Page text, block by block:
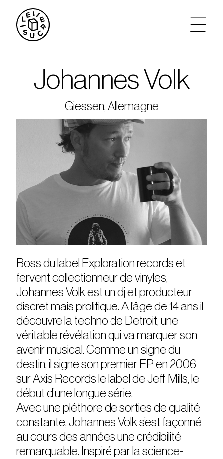
agenda
tickets
le sucre max
partenariats
privatisations
Johannes Volk
Giessen, Allemagne
Boss du label Exploration records et
fervent collectionneur de vinyles,
Johannes Volk est un dj et producteur
discret mais prolifique. A l’âge de 14 ans il
découvre la techno de Detroit, une
véritable révélation qui va marquer son
avenir musical. Comme un signe du
destin, il signe son premier EP en 2006
sur Axis Records le label de Jeff Mills, le
début d’une longue série.
Avec une pléthore de sorties de qualité
constante, Johannes Volk s’est façonné
au cours des années une crédibilité
remarquable. Inspiré par la science-